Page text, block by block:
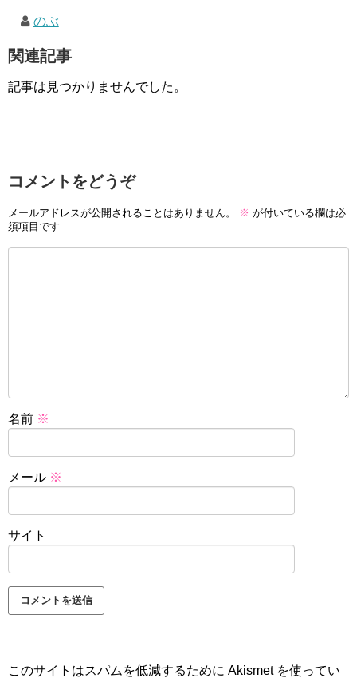
のぶ
関連記事
記事は見つかりませんでした。
コメントをどうぞ
メールアドレスが公開されることはありません。 ※ が付いている欄は必
須項目です
名前 ※
メール ※
サイト
このサイトはスパムを低減するために Akismet を使ってい